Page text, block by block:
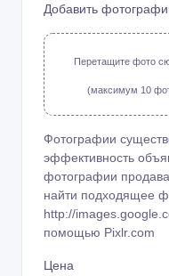
Добавить
Перетащите фото
(максимум 10
Фотографии
эффективность
фотографии
найти подходящее
http://
помощью Pixlr.com
Цена